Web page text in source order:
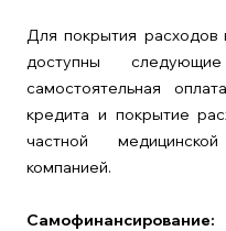
Для покрытия расходов
доступны
самостоятельная
кредита и покрытие
частной
компанией.
Самофинансирование: